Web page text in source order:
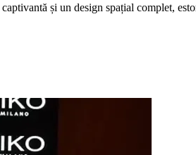
captivantă și un design spațial complet,